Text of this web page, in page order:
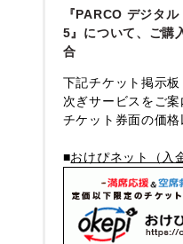
『PARCO デジタ
5』について、ご購
合
下記チケット掲示
次ぎサービスをご案
チケット券面の価格
■おけぴネット（入